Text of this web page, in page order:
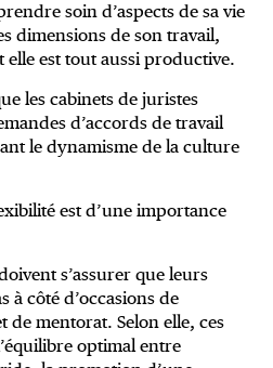
soin d’aspects de sa vie
dimensions de son travail,
elle est tout aussi productive.
les cabinets de juristes
d’accords de travail
le dynamisme de la culture
est d’une importance
s’assurer que leurs
à côté d’occasions de
de mentorat. Selon elle, ces
optimal entre